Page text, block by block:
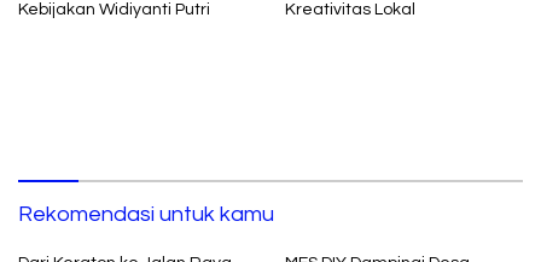
Kebijakan Widiyanti Putri
Kreativitas Lokal
Rekomendasi untuk kamu